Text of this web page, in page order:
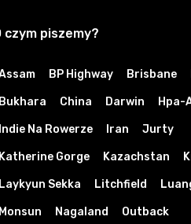
czym piszemy?
BP Highway Brisbane
Bukhara China Darwin Hpa-
Indie Na Rowerze Iran Jurty
Katherine Gorge Kazachstan
Laykyun Sekka Litchfield
Monsun Nagaland Outback